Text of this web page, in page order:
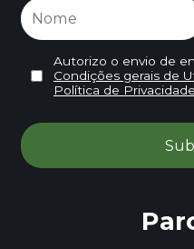
Autorizo o envio de
Condições gerais de
Política de